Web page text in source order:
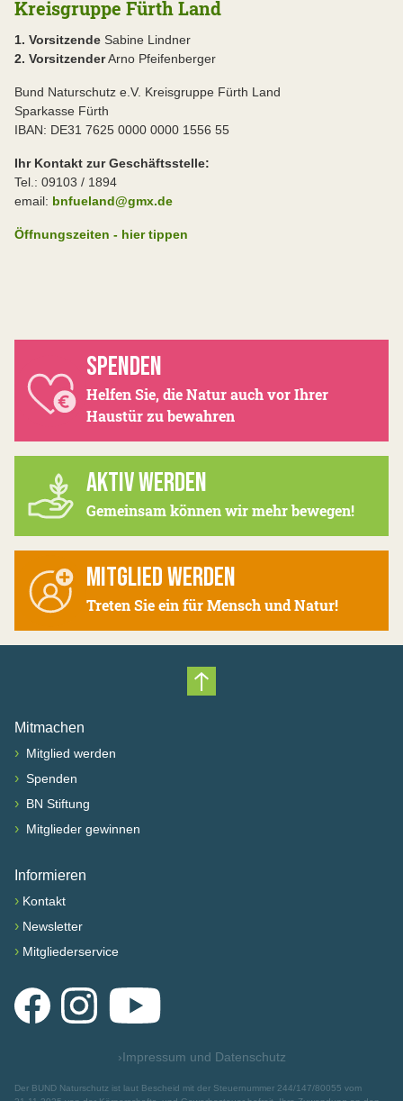
Kreisgruppe Fürth Land
1. Vorsitzende Sabine Lindner
2. VorsitzenderArno Pfeifenberger
Bund Naturschutz e.V. Kreisgruppe Fürth Land
Sparkasse Fürth
IBAN: DE31 7625 0000 0000 1556 55
Ihr Kontakt zur Geschäftsstelle:
Tel.: 09103 / 1894
email: bnfueland@gmx.de
Öffnungszeiten - hier tippen
SPENDEN
Helfen Sie, die Natur auch vor Ihrer
Haustür zu bewahren
AKTIV WERDEN
Gemeinsam können wir mehr bewegen!
MITGLIED WERDEN
Treten Sie ein für Mensch und Natur!
Nach oben scrollen
Mitmachen
› Mitglied werden
› Spenden
› BN Stiftung
› Mitglieder gewinnen
Informieren
› Kontakt
› Newsletter
› Mitgliederservice
FacebookInstagramYouTube
›Impressum und Datenschutz
Der BUND Naturschutz ist laut Bescheid mit der Steuernummer 244/147/80055 vom